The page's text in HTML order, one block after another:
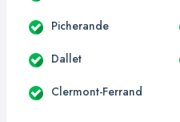
Picherande
Dallet
Clermont-Ferrand